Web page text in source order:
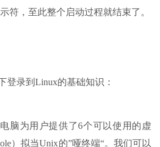
符，至此整个启动过程就结束了。
登录到Linux的基础知识：
脑为用户提供了6个可以使用的虚
）拟当Unix的”哑终端“。我们可以